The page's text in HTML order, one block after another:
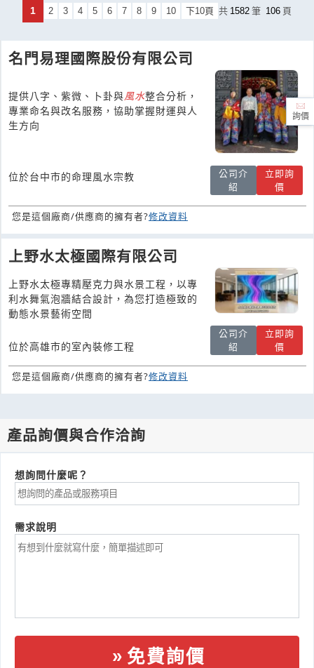
1 2 3 4 5 6 7 8 9 10 下10頁 共 1582 筆 106 頁
名門易理國際股份有限公司
提供八字、紫微、卜卦與風水整合分析，
專業命名與改名服務，協助掌握財運與人
生方向
位於台中市的命理風水宗教
公司介
紹
立即詢
價
您是這個廠商/供應商的擁有者?修改資料
上野水太極國際有限公司
上野水太極專精壓克力與水景工程，以專
利水舞氣泡牆結合設計，為您打造極致的
動態水景藝術空間
位於高雄市的室內裝修工程
公司介
紹
立即詢
價
您是這個廠商/供應商的擁有者?修改資料
產品詢價與合作洽詢
想詢問什麼呢？
需求說明
免費詢價
詢價